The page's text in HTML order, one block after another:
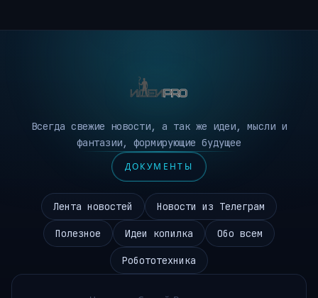
Всегда свежие новости, а так же идеи, мысли и
фантазии, формирующие будущее
ДОКУМЕНТЫ
Лента новостей Новости из Телеграм
Полезное Идеи копилка Обо всем
Робототехника